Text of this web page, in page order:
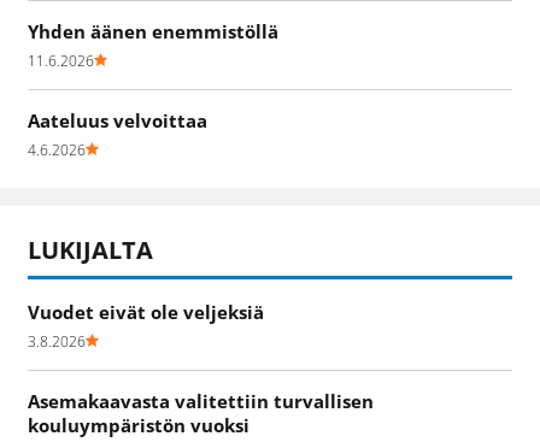
Yhden äänen enemmistöllä
11.6.2026
Aateluus velvoittaa
4.6.2026
LUKIJALTA
Vuodet eivät ole veljeksiä
3.8.2026
Asemakaavasta valitettiin turvallisen
kouluympäristön vuoksi